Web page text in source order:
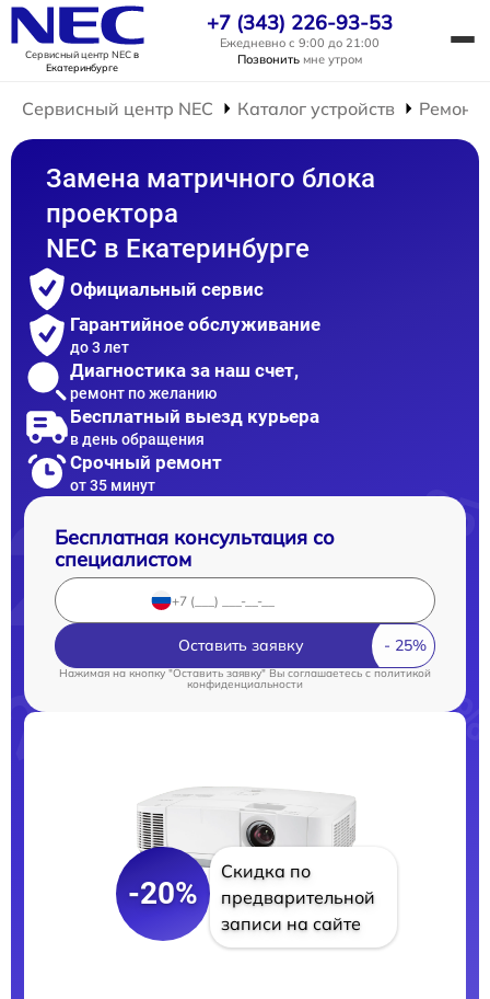
Сервисный центр NECв
Екатеринбурге
+7 (343) 226-93-53
Ежедневно с 9:00 до 21:00
Позвонить мне утром
Сервисный центр NEC Каталог устройств Ремонт
Замена матричного блока
проектора
NEC в Екатеринбурге
Официальный сервис
Гарантийное обслуживание
до 3 лет
Диагностика за наш счет,
ремонт по желанию
Бесплатный выезд курьера
в день обращения
Срочный ремонт
от 35 минут
Бесплатная консультация со
специалистом
Оставить заявку
Нажимая на кнопку "Оставить заявку" Вы соглашаетесь cполитикой
конфиденциальности
-20%
Скидка по
предварительной
записи на сайте